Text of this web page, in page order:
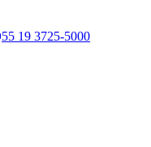
55 19 3725-5000